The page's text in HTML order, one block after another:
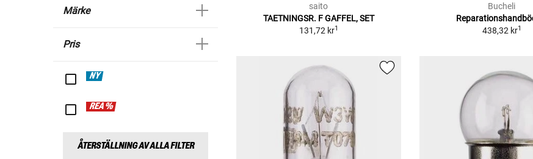
Märke
Pris
NY
REA %
ÅTERSTÄLLNING AV ALLA FILTER
saito
TAETNINGSR. F GAFFEL, SET
131,72 kr1
Bucheli
438,32 kr1